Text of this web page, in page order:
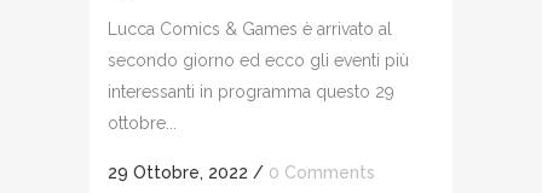
Lucca Comics & Games è arrivato al
secondo giorno ed ecco gli eventi più
interessanti in programma questo 29
ottobre...
29 Ottobre, 2022 / 0 Comments